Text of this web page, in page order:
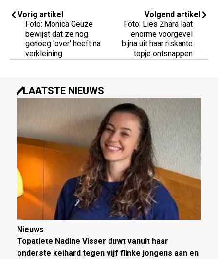
Vorig artikel
Foto: Monica Geuze
bewijst dat ze nog
genoeg 'over' heeft na
verkleining
Volgend artikel
Foto: Lies Zhara laat
enorme voorgevel
bijna uit haar riskante
topje ontsnappen
LAATSTE NIEUWS
Nieuws
Topatlete Nadine Visser duwt vanuit haar
onderste keihard tegen vijf flinke jongens aan en